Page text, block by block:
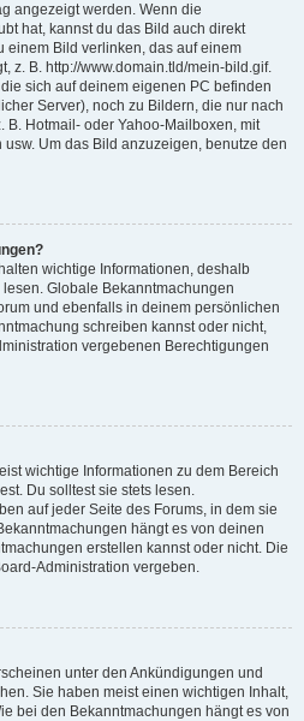
angezeigt werden. Wenn die
hat, kannst du das Bild auch direkt
einem Bild verlinken, das auf einem
z. B. http://www.domain.tld/mein-bild.gif.
sich auf deinem eigenen PC befinden
Server), noch zu Bildern, die nur nach
B. Hotmail- oder Yahoo-Mailboxen, mit
Um das Bild anzuzeigen, benutze den
wichtige Informationen, deshalb
Globale Bekanntmachungen
und ebenfalls in deinem persönlichen
schreiben kannst oder nicht,
vergebenen Berechtigungen
wichtige Informationen zu dem Bereich
Du solltest sie stets lesen.
auf jeder Seite des Forums, in dem sie
hängt es von deinen
erstellen kannst oder nicht. Die
Administration vergeben.
unter den Ankündigungen und
Sie haben meist einen wichtigen Inhalt,
bei den Bekanntmachungen hängt es von